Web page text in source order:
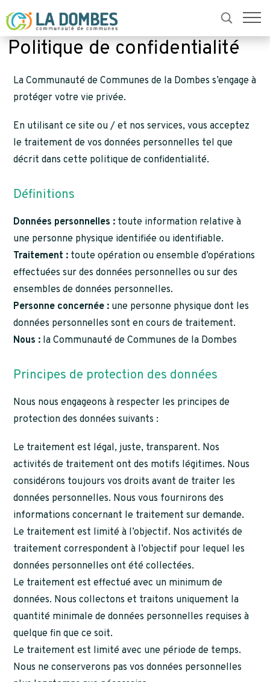
ACCUEIL POLITIQUE DE CONFIDENTIALITÉ
Politique de confidentialité
La Communauté de Communes de la Dombes s’engage à
protéger votre vie privée.
En utilisant ce site ou / et nos services, vous acceptez
le traitement de vos données personnelles tel que
décrit dans cette politique de confidentialité.
Définitions
Données personnelles : toute information relative à
une personne physique identifiée ou identifiable.
Traitement : toute opération ou ensemble d’opérations
effectuées sur des données personnelles ou sur des
ensembles de données personnelles.
Personne concernée : une personne physique dont les
données personnelles sont en cours de traitement.
Nous : la Communauté de Communes de la Dombes
Principes de protection des données
Nous nous engageons à respecter les principes de
protection des données suivants :
Le traitement est légal, juste, transparent. Nos
activités de traitement ont des motifs légitimes. Nous
considérons toujours vos droits avant de traiter les
données personnelles. Nous vous fournirons des
informations concernant le traitement sur demande.
Le traitement est limité à l’objectif. Nos activités de
traitement correspondent à l’objectif pour lequel les
données personnelles ont été collectées.
Le traitement est effectué avec un minimum de
données. Nous collectons et traitons uniquement la
quantité minimale de données personnelles requises à
quelque fin que ce soit.
Le traitement est limité avec une période de temps.
Nous ne conserverons pas vos données personnelles